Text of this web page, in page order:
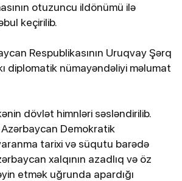
otuzuncu ildönümü ilə
keçirilib.
Respublikasının Uruqvay Şərq
diplomatik nümayəndəliyi məlumat
dövlət himnləri səsləndirilib.
Demokratik
tarixi və süqutu barədə
xalqının azadlıq və öz
etmək uğrunda apardığı